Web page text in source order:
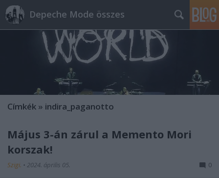
Depeche Mode összes
Címkék » indira_paganotto
Május 3-án zárul a Memento Mori
korszak!
Szigi. • 2024. április 05. 0